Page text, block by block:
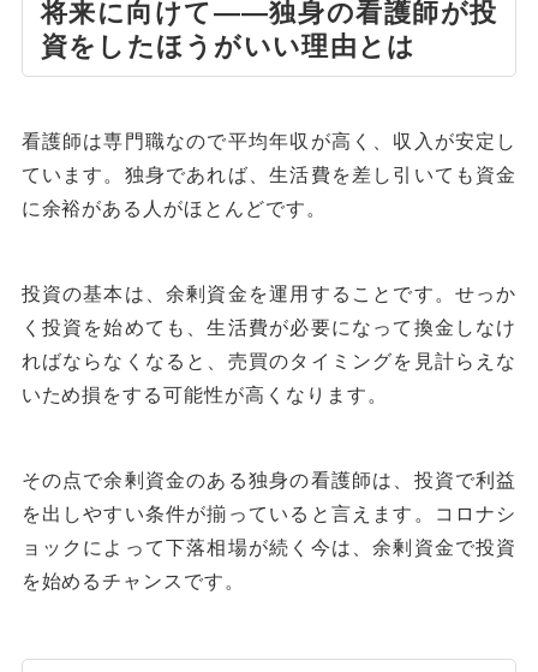
将来に向けて――独身の看護師が投
資をしたほうがいい理由とは
看護師は専門職なので平均年収が高く、収入が安定し
ています。独身であれば、生活費を差し引いても資金
に余裕がある人がほとんどです。
投資の基本は、余剰資金を運用することです。せっか
く投資を始めても、生活費が必要になって換金しなけ
ればならなくなると、売買のタイミングを見計らえな
いため損をする可能性が高くなります。
その点で余剰資金のある独身の看護師は、投資で利益
を出しやすい条件が揃っていると言えます。コロナシ
ョックによって下落相場が続く今は、余剰資金で投資
を始めるチャンスです。